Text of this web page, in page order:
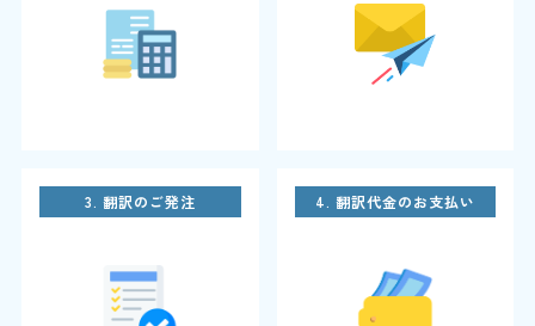
3. 翻訳のご発注 4. 翻訳代金のお支払い